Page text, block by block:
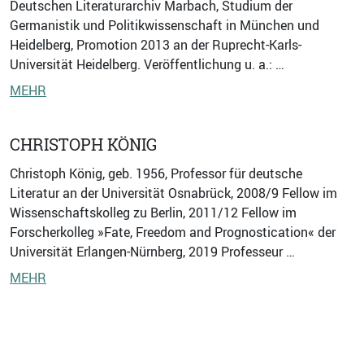
Deutschen Literaturarchiv Marbach, Studium der
Germanistik und Politikwissenschaft in München und
Heidelberg, Promotion 2013 an der Ruprecht-Karls-
Universität Heidelberg. Veröffentlichung u. a.: …
MEHR
CHRISTOPH KÖNIG
Christoph König, geb. 1956, Professor für deutsche
Literatur an der Universität Osnabrück, 2008/9 Fellow im
Wissenschaftskolleg zu Berlin, 2011/12 Fellow im
Forscherkolleg »Fate, Freedom and Prognostication« der
Universität Erlangen-Nürnberg, 2019 Professeur …
MEHR